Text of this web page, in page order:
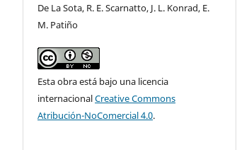
De La Sota, R. E. Scarnatto, J. L. Konrad, E.
M. Patiño
Esta obra está bajo una licencia
internacionalCreative Commons
Atribución-NoComercial 4.0.